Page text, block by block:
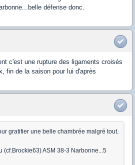
défense donc.
c'est une rupture des ligaments croisés
fin de la saison pour lui d'après
gratifier une belle chambrée malgré tout.
(cf.Brockie63) ASM 38-3 Narbonne...5